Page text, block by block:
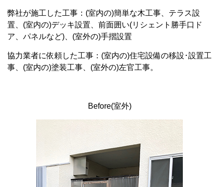
弊社が施工した工事：(室内の)簡単な木工事、テラス設
置、(室内の)デッキ設置、前面囲い(リシェント勝手口ド
ア、パネルなど)、(室外の)手摺設置
協力業者に依頼した工事：(室内の)住宅設備の移設･設置工
事、(室内の)塗装工事、(室外の)左官工事。
Before(室外)